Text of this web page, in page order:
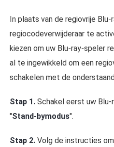
In plaats van de regiovrije
regiocodeverwijderaar te
kiezen om uw Blu-ray-speler
al te ingewikkeld om een
schakelen met de
Stap 1. Schakel eerst uw
"Stand-bymodus".
Stap 2. Volg de instructies